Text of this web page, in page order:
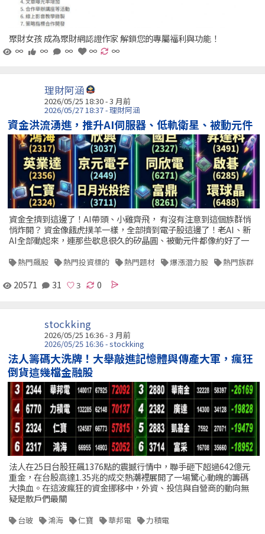
聚財女孩 成為聚財網認證作家 解鎖您的專屬福利與功能！
∞
∞ ∞ ∞ ∞
理財阿涵
2026/05/25 18:30 - 3 月前
2026/05/27 18:37 - 理財阿涵
資金洪流湧進，推升AI伺服器、低軌衛星、被動元件
資金全擠到這邊了！AI帶頭、小雞齊飛， 有沒有注意到這個族群悄
悄炸開？ 資金像餓虎撲羊一樣，全部擠到電子股這邊了！老AI、新
AI全部動起來，連那些歇息很久的矽晶圓、被動元件都像約好了一
熱門飆股 熱門投資標的 熱門題材 爆漲潛力股 熱門族群
20571 31 0
stockking
2026/05/25 16:36 - 3 月前
2026/05/25 16:36 - stockking
法人籌碼大洗牌！大舉敲進記憶體與傳產大軍，瘋狂
倒貨這幾檔金融股
法人在25日台股狂飆1376點的震撼行情中，聯手砸下超過642億元
重金，在台股高達1.35兆的成交熱潮裡展開了一場驚心動魄的籌碼
大換血。在這波瘋狂的資金挪移中，外資、投信與自營商的動向無
疑是散戶們最關
台玻 鴻海 仁寶 華邦電 力積電